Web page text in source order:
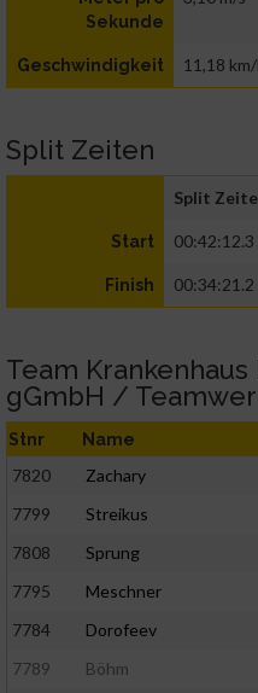
Sekunde
Geschwindigkeit 11,18
Split Zeiten
Split
Start 00:42:12.3
Finish 00:34:21.2
Team
gGmbH /
Stnr Name
7820 Zachary
7799
Streikus
7808
Sprung
7795
Meschner
7784
Dorofeev
7789
Böhm